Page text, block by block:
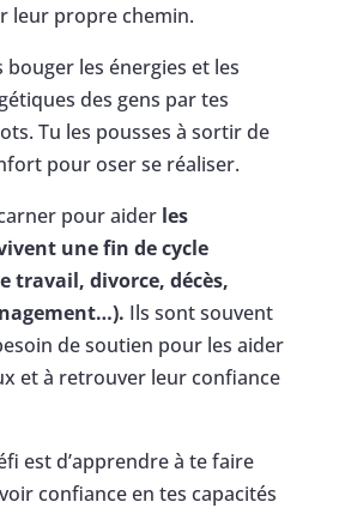
leur propre chemin.
les énergies et les
des gens par tes
Tu les pousses à sortir de
pour oser se réaliser.
pour aider les
une fin de cycle
travail, divorce, décès,
Ils sont souvent
de soutien pour les aider
et à retrouver leur confiance
est d’apprendre à te faire
confiance en tes capacités